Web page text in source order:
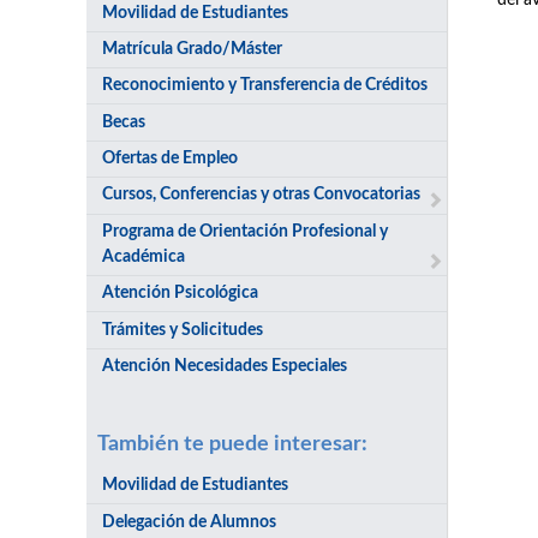
Movilidad de Estudiantes
Matrícula Grado/Máster
Reconocimiento y Transferencia de Créditos
Becas
Ofertas de Empleo
Cursos, Conferencias y otras Convocatorias
Programa de Orientación Profesional y
Académica
Atención Psicológica
Trámites y Solicitudes
Atención Necesidades Especiales
También te puede interesar:
Movilidad de Estudiantes
Delegación de Alumnos